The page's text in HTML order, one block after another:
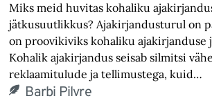
Miks meid huvitas kohaliku
jätkusuutlikkus? Ajakirjandusturul on
on proovikiviks kohaliku ajakirjanduse
Kohalik ajakirjandus seisab silmitsi
reklaamitulude ja tellimustega, kuid…
Barbi Pilvre